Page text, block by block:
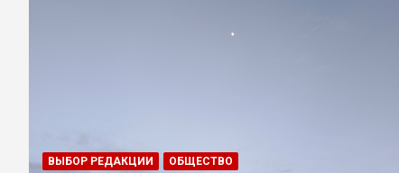
ВЫБОР РЕДАКЦИИ ОБЩЕСТВО